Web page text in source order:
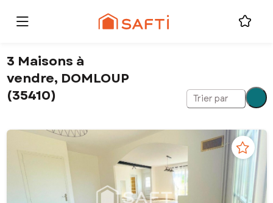
3 Maisons à
vendre, DOMLOUP
(35410)
Trier par